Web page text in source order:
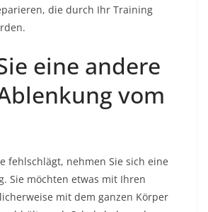
die durch Ihr Training
eine andere
vom
fehlschlägt, nehmen Sie sich eine
Sie möchten etwas mit Ihren
mit dem ganzen Körper